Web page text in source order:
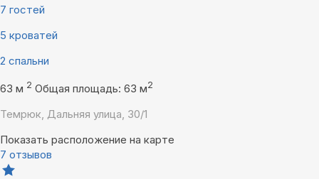
7 гостей
5 кроватей
2 спальни
63 м 2 Общая площадь: 63 м2
Темрюк, Дальняя улица, 30/1
Показать расположение на карте
7 отзывов